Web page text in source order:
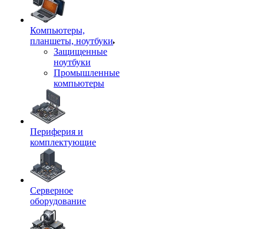
Компьютеры,
планшеты, ноутбуки
Защищенные
ноутбуки
Промышленные
компьютеры
Периферия и
комплектующие
Серверное
оборудование